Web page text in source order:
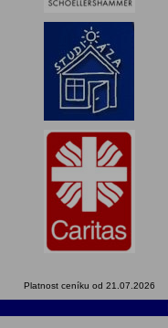
Platnost ceníku od 21.07.2026